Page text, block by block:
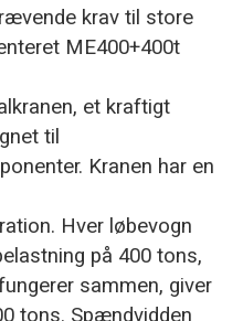
krav til store
ME400+400t
et kraftigt
til
Kranen har en
Hver løbevogn
på 400 tons,
sammen, giver